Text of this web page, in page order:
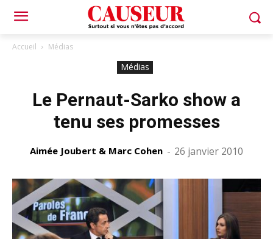
Accueil Médias
Médias
Le Pernaut-Sarko show a
tenu ses promesses
Aimée Joubert & Marc Cohen - 26 janvier 2010